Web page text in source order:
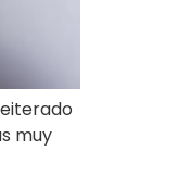
muy